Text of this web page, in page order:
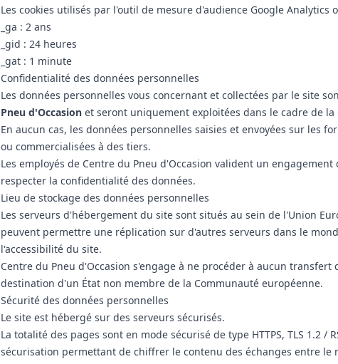
Les cookies utilisés par l'outil de mesure d'audience Google Analytics
_ga : 2 ans
_gid : 24 heures
_gat : 1 minute
Confidentialité des données personnelles
Les données personnelles vous concernant et collectées par le site
Pneu d'Occasion et seront uniquement exploitées dans le cadre de
En aucun cas, les données personnelles saisies et envoyées sur les
ou commercialisées à des tiers.
Les employés de Centre du Pneu d'Occasion valident un
respecter la confidentialité des données.
Lieu de stockage des données personnelles
Les serveurs d'hébergement du site sont situés au sein de l'Union
peuvent permettre une réplication sur d'autres serveurs dans le
l'accessibilité du site.
Centre du Pneu d'Occasion s'engage à ne procéder à aucun transfert
destination d'un État non membre de la Communauté européenne.
Sécurité des données personnelles
Le site est hébergé sur des serveurs sécurisés.
La totalité des pages sont en mode sécurisé de type HTTPS, TLS 1.2 /
sécurisation permettant de chiffrer le contenu des échanges entre le